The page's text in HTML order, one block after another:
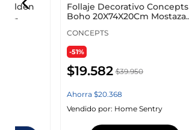
Golden
Follaje Decorativo Concepts
Boho 20X74X20Cm Mostaza
CONCEPTS
-51%
$19.582 $39.950
Ahorra $20.368
Vendido por: Home Sentry